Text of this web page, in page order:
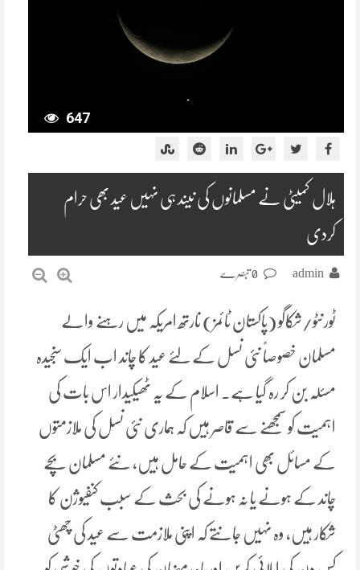
647
ہلال کمیٹی نے مسلمانوں کی نیند ہی نہیں عید بھی حرام
کردی
admin
ٹورنٹو/شکاگو (پاکستان ٹائمز) نارتھ امریکہ میں رہنے والے
مسلمان خصوصاً نئی نسل کے لئے عید کا چاند اب ایک سنجیدہ
مسئلہ بن کر رہ گیا ہے۔ اسلام کے یہ ٹھیکیدار اس بات کی
اہمیت کو سمجھنے سے قاصر ہیں کہ ہماری نئی نسل کی ملازمتوں
کے مسائل بھی اہمیت کے حامل ہیں، نئے مسلمان بچے
چاند کے ہونے یا نہ ہونے کی بحث کے سبب کنفیوژن کا
شکار ہیں، وہ نہیں جانتے کہ اپنی ملازمت سے عید کی چھٹی